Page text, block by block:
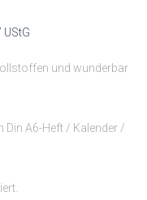
und wunderbar
A6-Heft / Kalender /